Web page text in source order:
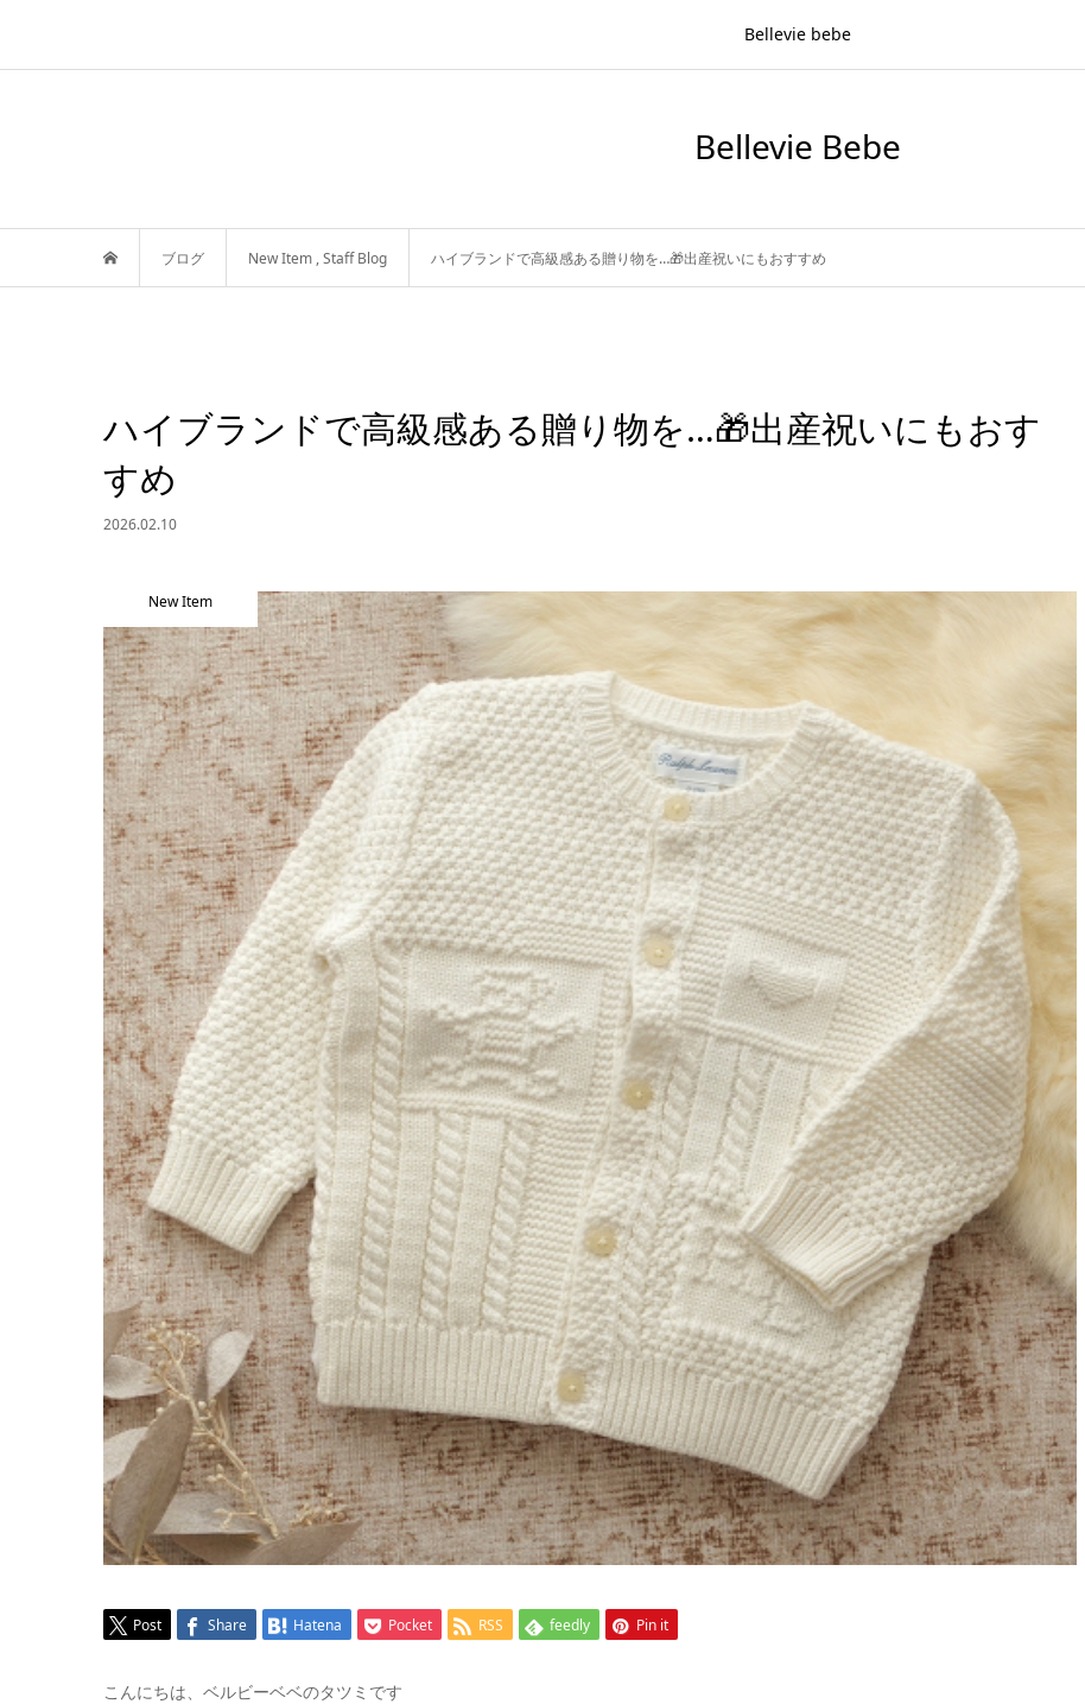
Bellevie bebe
Bellevie Bebe
ブログ New Item ,Staff Blog ハイブランドで高級感ある贈り物を…🎁出産祝いにもおすすめ
ハイブランドで高級感ある贈り物を…🎁出産祝いにもおす
すめ
2026.02.10
New Item
Post Share Hatena Pocket RSS feedly Pin it
こんにちは、ベルビーベベのタツミです